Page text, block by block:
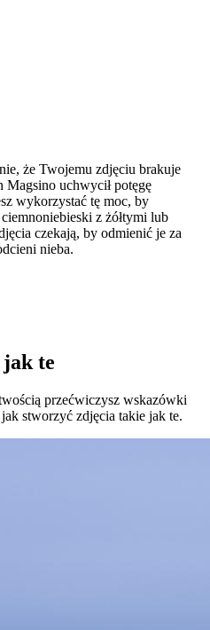
że Twojemu zdjęciu brakuje
uchwycił potęgę
wykorzystać tę moc, by
z żółtymi lub
czekają, by odmienić je za
nieba.
te
przećwiczysz wskazówki
stworzyć zdjęcia takie jak te.